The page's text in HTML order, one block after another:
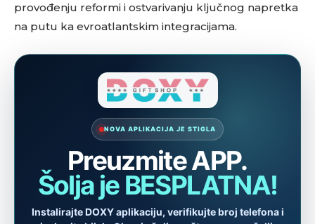
provođenju reformi i ostvarivanju ključnog napretka
na putu ka evroatlantskim integracijama.